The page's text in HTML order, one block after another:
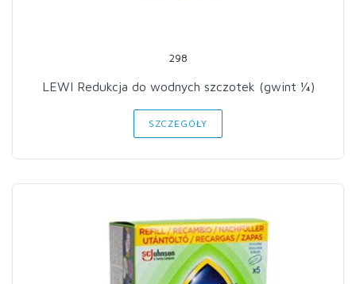
298
LEWI Redukcja do wodnych szczotek (gwint ¼)
SZCZEGÓŁY